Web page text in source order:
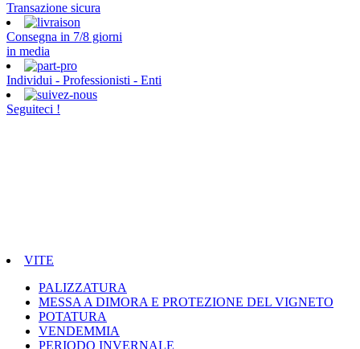
Transazione sicura
Consegna in 7/8 giorni
in media
Individui - Professionisti - Enti
Seguiteci !
VITE
PALIZZATURA
MESSA A DIMORA E PROTEZIONE DEL VIGNETO
POTATURA
VENDEMMIA
PERIODO INVERNALE